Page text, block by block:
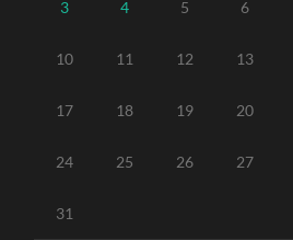
3 4 5 6
10 11 12 13
17 18 19 20
24 25 26 27
31